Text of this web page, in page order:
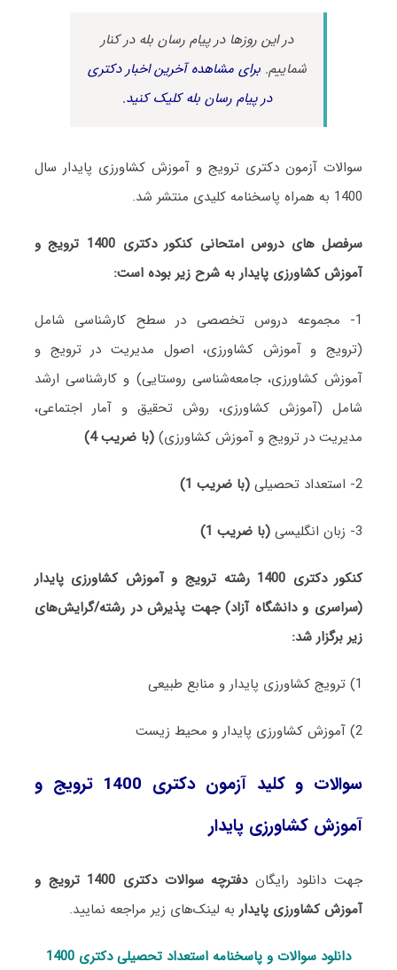
در این روزها در پیام رسان بله در کنار
شماییم.برای مشاهده آخرین اخبار دکتری
در پیام رسان بله کلیک کنید.
سوالات آزمون دکتری ترویج و آموزش کشاورزی پایدار سال
1400 به همراه پاسخنامه کلیدی منتشر شد.
سرفصل های دروس امتحانی کنکور دکتری 1400 ترویج و
آموزش کشاورزی پایدار به شرح زیر بوده است:
1- مجموعه دروس تخصصی در سطح کارشناسی شامل
(ترویج و آموزش کشاورزی، اصول مدیریت در ترویج و
آموزش کشاورزی، جامعه‌شناسی روستایی) و کارشناسی ارشد
شامل (آموزش کشاورزی، روش تحقیق و آمار اجتماعی،
مدیریت در ترویج و آموزش کشاورزی) (با ضریب 4)
2- استعداد تحصیلی (با ضریب 1)
3- زبان انگلیسی (با ضریب 1)
کنکور دکتری 1400 رشته ترویج و آموزش کشاورزی پایدار
(سراسری و دانشگاه آزاد) جهت پذیرش در رشته/گرایش‌های
زیر برگزار شد:
1) ترویج کشاورزی پایدار و منابع طبیعی
2) آموزش کشاورزی پایدار و محیط زیست
سوالات و کلید آزمون دکتری 1400 ترویج و
آموزش کشاورزی پایدار
جهت دانلود رایگان
دفترچه سوالات دکتری 1400 ترویج و
آموزش کشاورزی پایداربه لینک‌های زیر مراجعه نمایید.
دانلود سوالات و پاسخنامه استعداد تحصیلی دکتری 1400